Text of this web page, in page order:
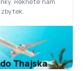
zbytek.
Thajska